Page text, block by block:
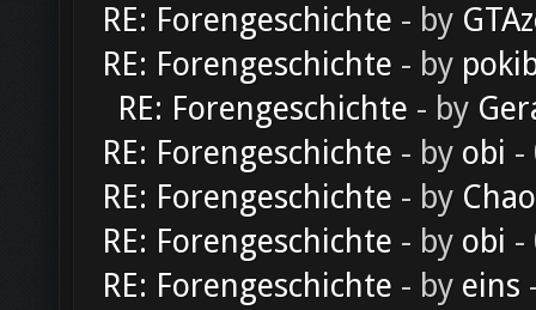
RE: Forengeschichte - by
RE: Forengeschichte - by
RE: Forengeschichte - by
RE: Forengeschichte - by obi -
RE: Forengeschichte - by
RE: Forengeschichte - by obi -
RE: Forengeschichte - by eins